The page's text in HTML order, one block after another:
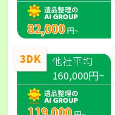
82,000 円~
3DK
他社平均
160,000円~